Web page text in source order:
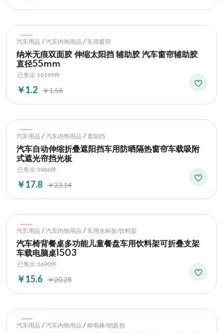
Hot
汽车用品 / 汽车内饰用品 / 车用窗帘
纳米无痕双面胶 伸缩太阳挡 辅助胶 汽车窗帘辅助胶
直径55mm
已售出:10199件
￥1.2 ￥1.56
Hot
汽车用品 / 汽车内饰用品 / 遮阳挡
汽车自动伸缩折叠遮阳挡车用防晒隔热窗帘车载吸附
式遮光帘挡光板
已售出:9486件
￥17.8 ￥23.14
Hot
汽车用品 / 汽车内饰用品 / 车用水杯架/饮料架
汽车椅背餐桌多功能儿童餐盘车用饮料架可折叠支架
车载电脑桌1503
已售出:1690件
￥15.6 ￥20.28
Hot
汽车用品 / 汽车内饰用品 / 静电棒/钥匙包